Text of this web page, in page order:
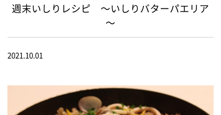
週末いしりレシピ ～いしりバターパエリア
～
2021.10.01